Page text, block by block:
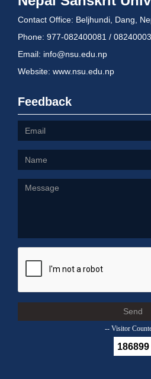
Contact Office: Beljhundi, Dang,
Phone: 977-082400081 /
Email: info@nsu.edu.np
Website: www.nsu.edu.np
Feedback
Send
-- Visitor
186899